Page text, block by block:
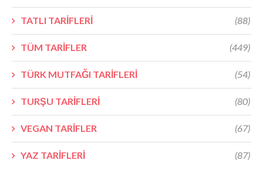
TATLI TARİFLERİ (88)
TÜM TARİFLER (449)
TÜRK MUTFAĞI TARİFLERİ (54)
TURŞU TARİFLERİ (80)
VEGAN TARİFLER (67)
YAZ TARİFLERİ (87)